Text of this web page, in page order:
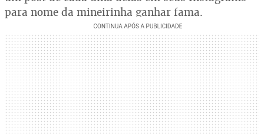
para nome da mineirinha ganhar fama.